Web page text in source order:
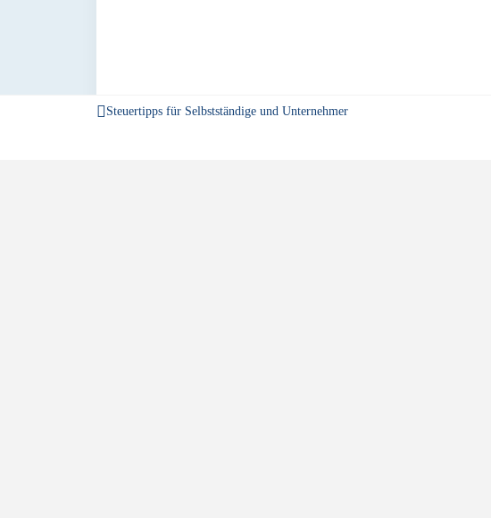
Steuertipps für Selbstständige und Unternehmer